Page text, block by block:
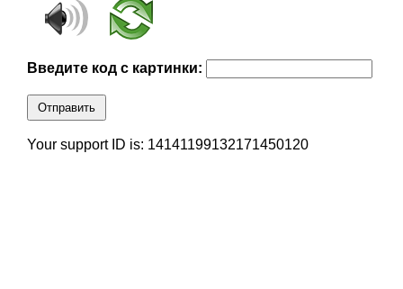
Введите код с картинки:
Отправить
Your support ID is: 14141199132171450120